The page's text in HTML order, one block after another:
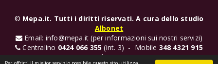
© Mepa.it. Tutti i diritti riservati. A cura dello studio
Albonet
Email: info@mepa.it (per informazioni sui nostri servizi)
Centralino 0424 066 355(int. 3) - Mobile 348 4321 915
(Valentina)